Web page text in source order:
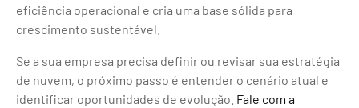
eficiência operacional e cria uma base sólida para
crescimento sustentável.
Se a sua empresa precisa definir ou revisar sua estratégia
de nuvem, o próximo passo é entender o cenário atual e
identificar oportunidades de evolução. Fale com a